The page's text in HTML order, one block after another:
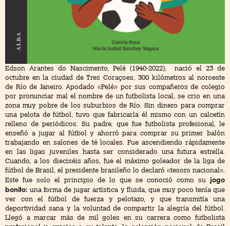
Edson Arantes do Nascimento, Pelé (1940-2022), nació el 23 de
octubre en la ciudad de Tres Coraçoes, 300 kilómetros al noroeste
de Río de Janeiro. Apodado «Pelé» por sus compañeros de colegio
por pronunciar mal el nombre de un futbolista local, se crio en una
zona muy pobre de los suburbios de Río. Sin dinero para comprar
una pelota de fútbol, tuvo que fabricarla él mismo con un calcetín
relleno de periódicos. Su padre, que fue futbolista profesional, le
enseñó a jugar al fútbol y ahorró para comprar su primer balón
trabajando en salones de té locales. Fue ascendiendo rápidamente
en las ligas juveniles hasta ser considerado una futura estrella.
Cuando, a los dieciséis años, fue el máximo goleador de la liga de
fútbol de Brasil, el presidente brasileño lo declaró «tesoro nacional».
Este fue solo el principio de lo que se conoció como su jogo
bonito: una forma de jugar artística y fluida, que muy poco tenía que
ver con el fútbol de fuerza y pelotazo, y que transmitía una
deportividad sana y la voluntad de compartir la alegría del fútbol.
Llegó a marcar más de mil goles en su carrera como futbolista